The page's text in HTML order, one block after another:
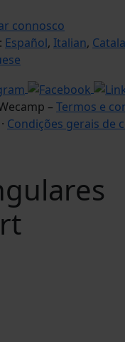
connosco
Español, Italian, Catala
– Termos e
· Condições gerais de